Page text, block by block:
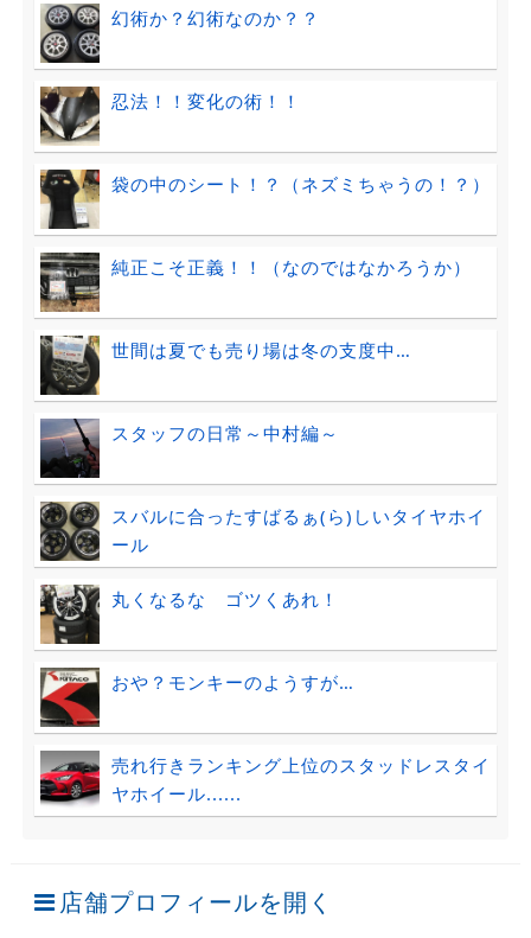
幻術か？幻術なのか？？
忍法！！変化の術！！
袋の中のシート！？（ネズミちゃうの！？）
純正こそ正義！！（なのではなかろうか）
世間は夏でも売り場は冬の支度中…
スタッフの日常～中村編～
スバルに合ったすばるぁ(ら)しいタイヤホイ
ール
丸くなるな ゴツくあれ！
おや？モンキーのようすが…
売れ行きランキング上位のスタッドレスタイ
ヤホイール......
店舗プロフィールを開く